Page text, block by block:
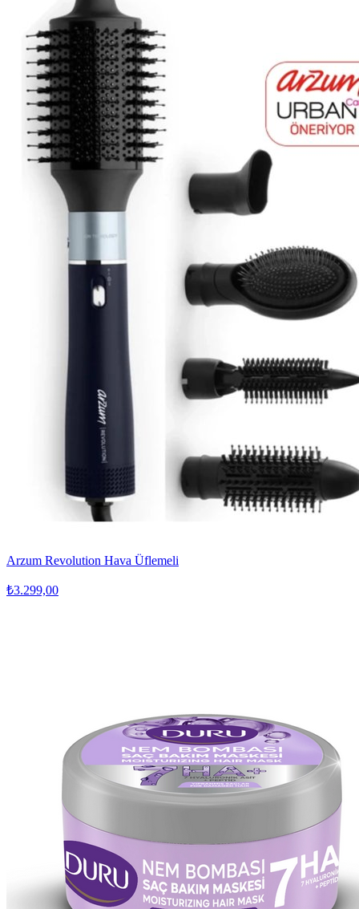
Arzum Revolution Hava Üflemeli
₺3.299,00